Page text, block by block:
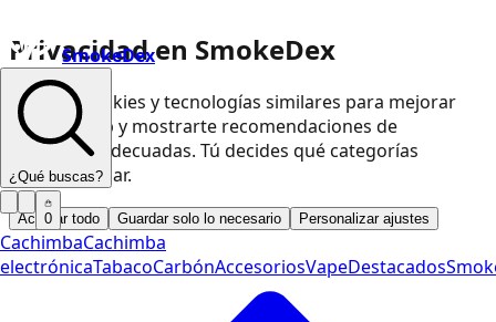
Privacidad en SmokeDex
Usamos cookies y tecnologías similares para mejorar
nuestra web y mostrarte recomendaciones de
productos adecuadas. Tú decides qué categorías
podemos usar.
Aceptar todo Guardar solo lo necesario Personalizar ajustes
SmokeDex
¿Qué buscas?
0
CachimbaCachimba
electrónicaTabacoCarbónAccesoriosVapeDestacados